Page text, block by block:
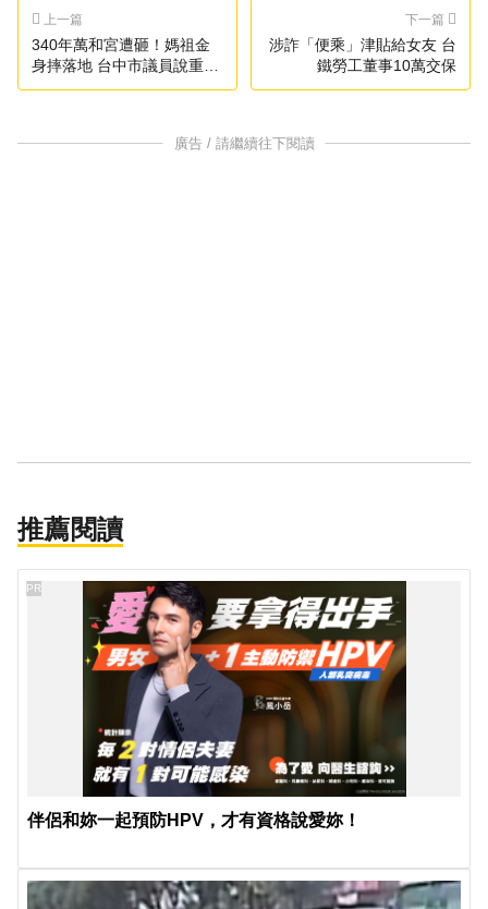
上一篇
340年萬和宮遭砸！媽祖金
身摔落地 台中市議員說重話
了
下一篇
涉詐「便乘」津貼給女友 台
鐵勞工董事10萬交保
廣告 / 請繼續往下閱讀
推薦閱讀
伴侶和妳一起預防HPV，才有資格說愛妳！
PR